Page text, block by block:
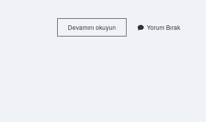
Devamını okuyun
Tağut
Yorum Bırak